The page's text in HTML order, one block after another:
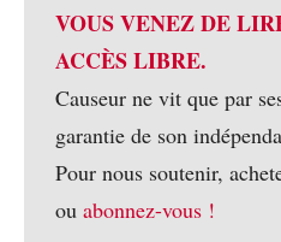
VOUS VENEZ DE
ACCÈS LIBRE.
Causeur ne vit que par
garantie de son
Pour nous soutenir,
ou abonnez-vous !